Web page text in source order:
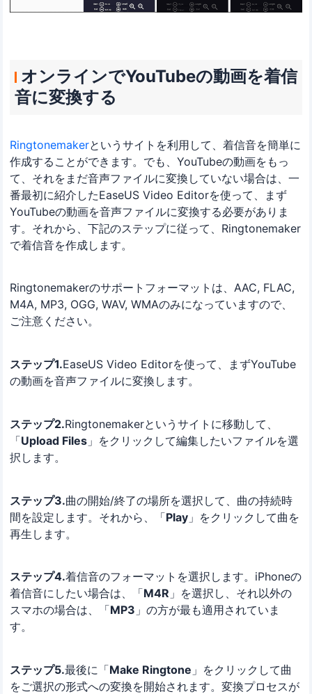
オンラインでYouTubeの動画を着信
音に変換する
Ringtonemakerというサイトを利用して、着信音を簡単に
作成することができます。でも、YouTubeの動画をもっ
て、それをまだ音声ファイルに変換していない場合は、一
番最初に紹介したEaseUS Video Editorを使って、まず
YouTubeの動画を音声ファイルに変換する必要がありま
す。それから、下記のステップに従って、Ringtonemaker
で着信音を作成します。
Ringtonemakerのサポートフォーマットは、AAC, FLAC,
M4A, MP3, OGG, WAV, WMAのみになっていますので、
ご注意ください。
ステップ1.EaseUS Video Editorを使って、まずYouTube
の動画を音声ファイルに変換します。
ステップ2.Ringtonemakerというサイトに移動して、
「Upload Files 」をクリックして編集したいファイルを選
択します。
ステップ3.曲の開始/終了の場所を選択して、曲の持続時
間を設定します。それから、「Play 」をクリックして曲を
再生します。
ステップ4.着信音のフォーマットを選択します。iPhoneの
着信音にしたい場合は、「M4R 」を選択し、それ以外の
スマホの場合は、「MP3 」の方が最も適用されていま
す。
ステップ5.最後に「Make Ringtone 」をクリックして曲
をご選択の形式への変換を開始されます。変換プロセスが